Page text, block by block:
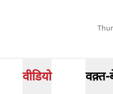
वीडियो वक़्त-